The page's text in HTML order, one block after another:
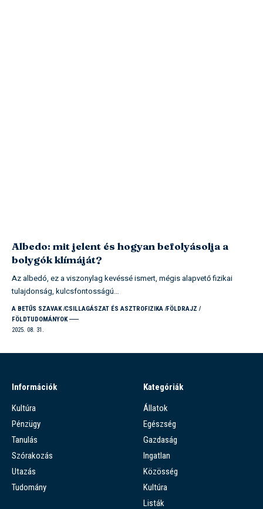
Albedo: mit jelent és hogyan befolyásolja a
bolygók klímáját?
Az albedó, ez a viszonylag kevéssé ismert, mégis alapvető fizikai
tulajdonság, kulcsfontosságú…
A BETŰS SZAVAK CSILLAGÁSZAT ÉS ASZTROFIZIKA FÖLDRAJZ
FÖLDTUDOMÁNYOK
2025. 08. 31.
Információk
Kultúra
Pénzügy
Tanulás
Szórakozás
Utazás
Tudomány
Kategóriák
Állatok
Egészség
Gazdaság
Ingatlan
Közösség
Kultúra
Listák